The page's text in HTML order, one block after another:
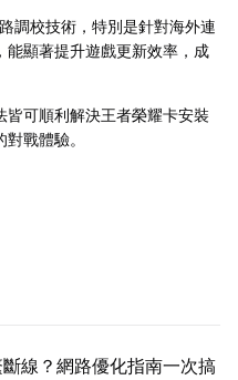
調校技術，特別是針對海外連
能顯著提升遊戲更新效率，成
皆可順利解決王者榮耀卡安裝
戰體驗。
線？網路優化指南一次搞